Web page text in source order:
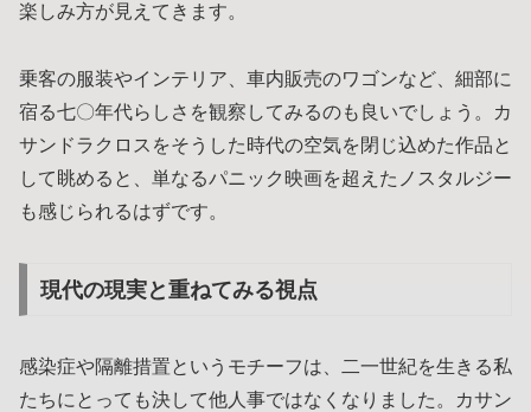
楽しみ方が見えてきます。
乗客の服装やインテリア、車内販売のワゴンなど、細部に
宿る七〇年代らしさを観察してみるのも良いでしょう。カ
サンドラクロスをそうした時代の空気を閉じ込めた作品と
して眺めると、単なるパニック映画を超えたノスタルジー
も感じられるはずです。
現代の現実と重ねてみる視点
感染症や隔離措置というモチーフは、二一世紀を生きる私
たちにとっても決して他人事ではなくなりました。カサン